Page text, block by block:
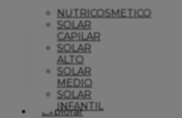
NUTRICOSMETICO
SOLAR
CAPILAR
SOLAR
ALTO
SOLAR
MEDIO
SOLAR
INFANTIL
Explorar